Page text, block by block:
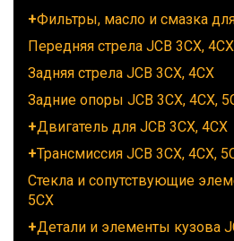
Фильтры, масло и смазка для
Передняя стрела JCB 3CX, 4CX
Задняя стрела JCB 3CX, 4CX
Задние опоры JCB 3CX, 4CX,
Двигатель для JCB 3CX, 4CX
Трансмиссия JCB 3CX, 4CX,
Стекла и сопутствующие
5CX
Детали и элементы кузова